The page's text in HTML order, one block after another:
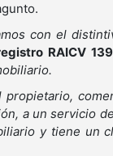
con el
RAICV
propietario,
a un servicio
y tiene un